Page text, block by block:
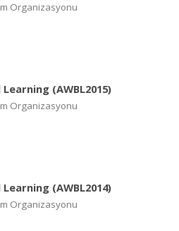
Organizasyonu
(AWBL2015)
Organizasyonu
(AWBL2014)
Organizasyonu